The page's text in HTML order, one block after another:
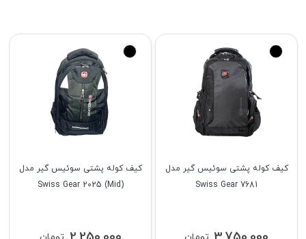
کیف کوله پشتی سوئیس گیر مدل
(Mid) Swiss Gear 2025
کیف کوله پشتی سوئیس گیر مدل
Swiss Gear 7681